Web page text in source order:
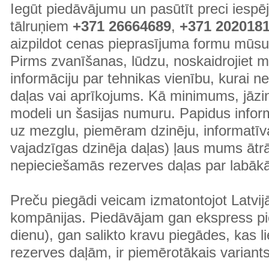
Iegūt piedāvājumu un pasūtīt preci
tālruņiem +371 26664689, +371
aizpildot cenas pieprasījuma formu
Pirms zvanīšanas, lūdzu, noskaidrojiet
informāciju par tehnikas vienību, kurai
daļas vai aprīkojums. Kā minimums,
modeli un šasijas numuru. Papidus
uz mezglu, piemēram dzinēju,
vajadzīgas dzinēja daļas) ļaus mums
nepieciešamās rezerves daļas par
Preču piegādi veicam izmatontojot
kompānijas. Piedāvājam gan ekspress
dienu), gan salikto kravu piegādes, kas
rezerves daļām, ir piemērotākais